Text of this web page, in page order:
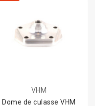
VHM
Dome de culasse VHM